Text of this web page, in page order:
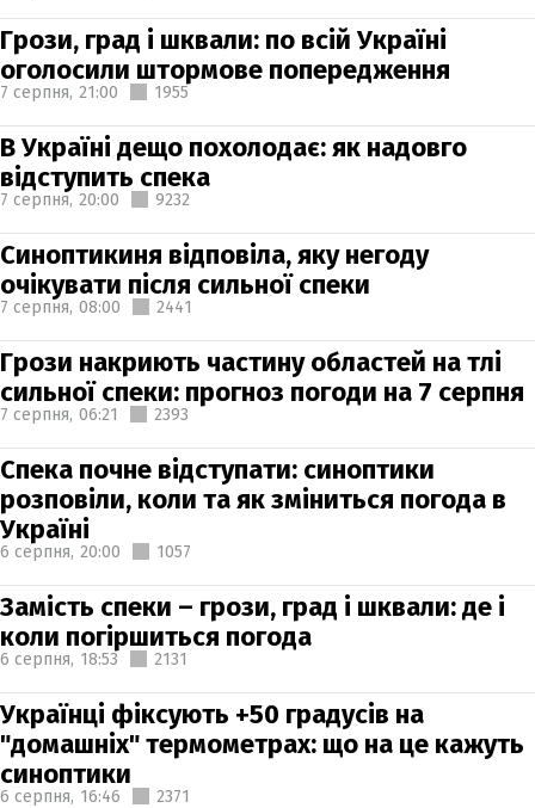
Грози, град і шквали: по всій Україні
оголосили штормове попередження
7 серпня, 21:00 1955
В Україні дещо похолодає: як надовго
відступить спека
7 серпня, 20:00 9232
Синоптикиня відповіла, яку негоду
очікувати після сильної спеки
7 серпня, 08:00 2441
Грози накриють частину областей на тлі
сильної спеки: прогноз погоди на 7 серпня
7 серпня, 06:21 2393
Спека почне відступати: синоптики
розповіли, коли та як зміниться погода в
Україні
6 серпня, 20:00 1057
Замість спеки – грози, град і шквали: де і
коли погіршиться погода
6 серпня, 18:53 2131
Українці фіксують +50 градусів на
"домашніх" термометрах: що на це кажуть
синоптики
6 серпня, 16:46 2371